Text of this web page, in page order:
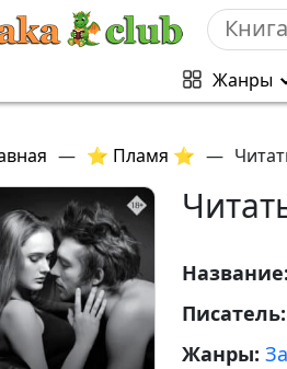
Жанры
— ⭐ Пламя ⭐ —
Название:
Писатель:
Жанры: